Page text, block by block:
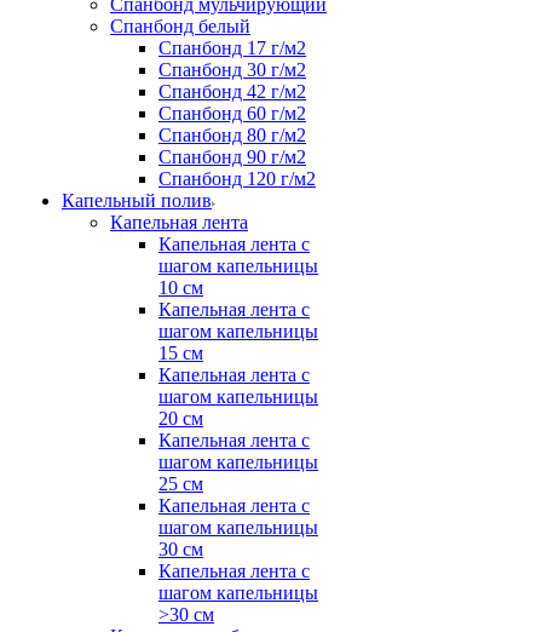
Спанбонд мульчирующий
Спанбонд белый
Спанбонд 17 г/м2
Спанбонд 30 г/м2
Спанбонд 42 г/м2
Спанбонд 60 г/м2
Спанбонд 80 г/м2
Спанбонд 90 г/м2
Спанбонд 120 г/м2
Капельный полив
Капельная лента
Капельная лента с
шагом капельницы
10 см
Капельная лента с
шагом капельницы
15 см
Капельная лента с
шагом капельницы
20 см
Капельная лента с
шагом капельницы
25 см
Капельная лента с
шагом капельницы
30 см
Капельная лента с
шагом капельницы
>30 см